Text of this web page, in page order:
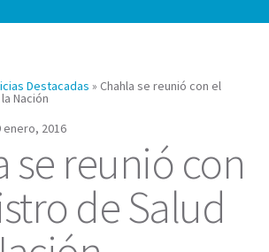
Destacadas » Chahla se reunió con el
Nación
enero, 2016
se reunió con
de Salud